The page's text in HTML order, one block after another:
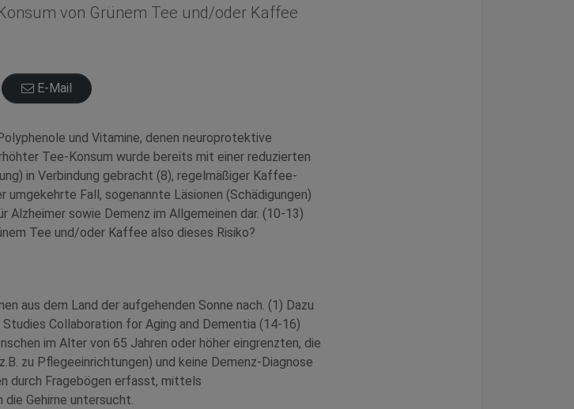
von Grünem Tee und/oder Kaffee
E-Mail
und Vitamine, denen neuroprotektive
Tee-Konsum wurde bereits mit einer reduzierten
in Verbindung gebracht (8), regelmäßiger Kaffee-
umgekehrte Fall, sogenannte Läsionen (Schädigungen)
sowie Demenz im Allgemeinen dar. (10-13)
Tee und/oder Kaffee also dieses Risiko?
aus dem Land der aufgehenden Sonne nach. (1) Dazu
Collaboration for Aging and Dementia (14-16)
im Alter von 65 Jahren oder höher eingrenzten, die
zu Pflegeeinrichtungen) und keine Demenz-Diagnose
durch Fragebögen erfasst, mittels
Gehirne untersucht.